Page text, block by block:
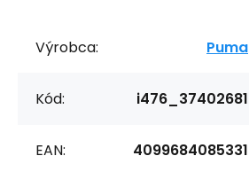
Výrobca: Puma
Kód: i476_37402681
EAN: 4099684085331